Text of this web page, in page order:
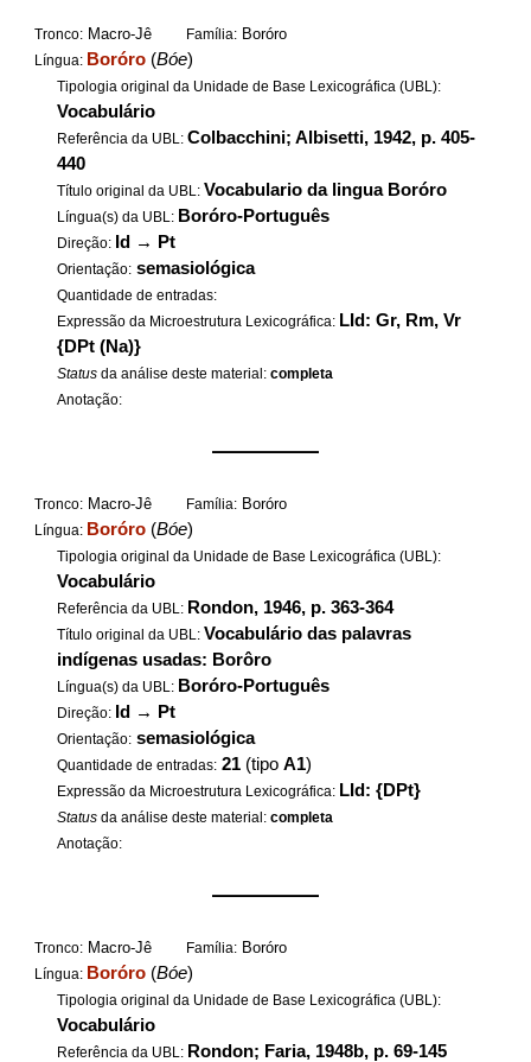
Tronco: Macro-Jê Família: Boróro
Língua: Boróro (Bóe)
Tipologia original da Unidade de Base Lexicográfica (UBL):
Vocabulário
Referência da UBL:Colbacchini; Albisetti, 1942, p. 405-
440
Título original da UBL: Vocabulario da lingua Boróro
Língua(s) da UBL: Boróro-Português
Direção: Id → Pt
Orientação: semasiológica
Quantidade de entradas:
Expressão da Microestrutura Lexicográfica: LId: Gr, Rm, Vr
{DPt (Na)}
Status da análise deste material:completa
Anotação:
——————
Tronco: Macro-Jê Família: Boróro
Língua: Boróro (Bóe)
Tipologia original da Unidade de Base Lexicográfica (UBL):
Vocabulário
Referência da UBL: Rondon, 1946, p. 363-364
Título original da UBL: Vocabulário das palavras
indígenas usadas: Borôro
Língua(s) da UBL: Boróro-Português
Direção: Id → Pt
Orientação: semasiológica
Quantidade de entradas: 21 (tipoA1)
Expressão da Microestrutura Lexicográfica: LId: {DPt}
Status da análise deste material:completa
Anotação:
——————
Tronco: Macro-Jê Família: Boróro
Língua: Boróro (Bóe)
Tipologia original da Unidade de Base Lexicográfica (UBL):
Vocabulário
Referência da UBL: Rondon; Faria, 1948b, p. 69-145